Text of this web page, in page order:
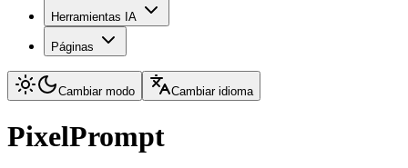
Herramientas IA
Páginas
Cambiar modo Cambiar idioma
PixelPrompt